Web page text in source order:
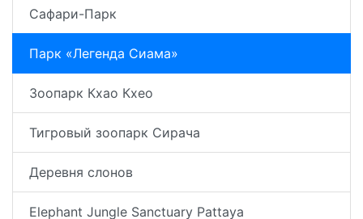
Сафари-Парк
Парк «Легенда Сиама»
Зоопарк Кхао Кхео
Тигровый зоопарк Сирача
Деревня слонов
Elephant Jungle Sanctuary Pattaya